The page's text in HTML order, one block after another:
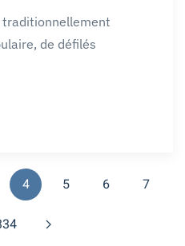
de défilés
4 5 6 7